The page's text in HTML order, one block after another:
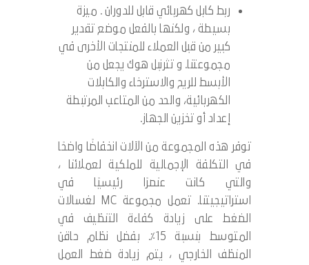
ربط كابل كهربائي قابل للدوران . ميزة
بسيطة ، ولكنها بالفعل موضع تقدير
كبير من قبل العملاء للمنتجات الأخرى في
مجموعتنا. و تثرنبل هوك يجعل من
الأبسط للريح والاسترخاء والكابلات
الكهربائية، والحد من المتاعب المرتبطة
إعداد أو تخزين الجهاز.
توفر هذه المجموعة من الآلات انخفاضًا واضحًا
في التكلفة الإجمالية للملكية لعملائنا ،
والتي كانت عنصرًا رئيسيًا في
استراتيجيتنا. تعمل مجموعة MC لغسالات
الضغط على زيادة كفاءة التنظيف في
المتوسط ​​بنسبة 15٪. بفضل نظام حاقن
المنظف الخارجي ، يتم زيادة ضغط العمل